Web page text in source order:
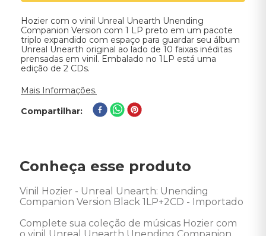
Hozier com o vinil Unreal Unearth Unending
Companion Version com 1 LP preto em um pacote
triplo expandido com espaço para guardar seu álbum
Unreal Unearth original ao lado de 10 faixas inéditas
prensadas em vinil. Embalado no 1LP está uma
edição de 2 CDs.
Mais Informações.
Compartilhar
Conheça esse produto
Vinil Hozier - Unreal Unearth: Unending
Companion Version Black 1LP+2CD - Importado
Complete sua coleção de músicas Hozier com